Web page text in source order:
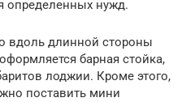
определенных нужд.
вдоль длинной стороны
барная стойка,
лоджии. Кроме этого,
поставить мини